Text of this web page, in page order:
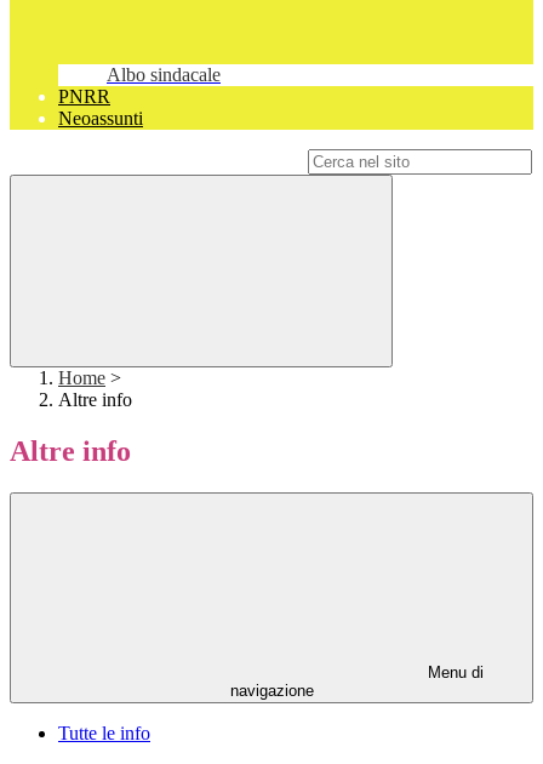
Albo sindacale
PNRR
Neoassunti
Home >
Altre info
Altre info
Menu di
navigazione
Tutte le info